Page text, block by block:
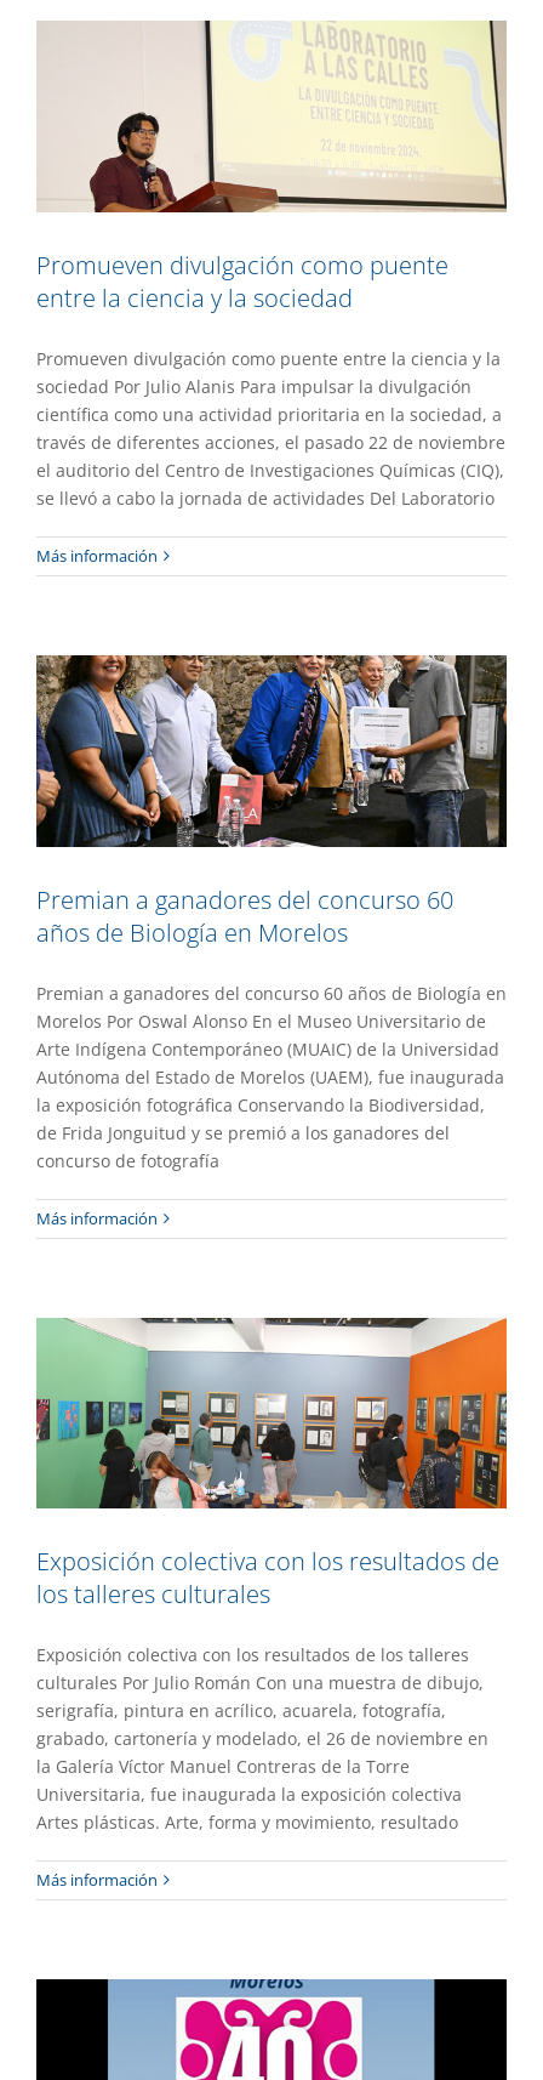
Promueven divulgación como puente
entre la ciencia y la sociedad
Promueven divulgación como puente entre la ciencia y la
sociedad Por Julio Alanis Para impulsar la divulgación
científica como una actividad prioritaria en la sociedad, a
través de diferentes acciones, el pasado 22 de noviembre
el auditorio del Centro de Investigaciones Químicas (CIQ),
se llevó a cabo la jornada de actividades Del Laboratorio
Más información
Premian a ganadores del concurso 60
Premian a ganadores del concurso 60
años de Biología en Morelos
Premian a ganadores del concurso 60 años de Biología en
Morelos Por Oswal Alonso En el Museo Universitario de
Arte Indígena Contemporáneo (MUAIC) de la Universidad
Autónoma del Estado de Morelos (UAEM), fue inaugurada
la exposición fotográfica Conservando la Biodiversidad,
de Frida Jonguitud y se premió a los ganadores del
concurso de fotografía
Más información
Exposición colectiva con los resultados
Exposición colectiva con los resultados de
los talleres culturales
Exposición colectiva con los resultados de los talleres
culturales Por Julio Román Con una muestra de dibujo,
serigrafía, pintura en acrílico, acuarela, fotografía,
grabado, cartonería y modelado, el 26 de noviembre en
la Galería Víctor Manuel Contreras de la Torre
Universitaria, fue inaugurada la exposición colectiva
Artes plásticas. Arte, forma y movimiento, resultado
Más información
Inauguran una exposición colectiva en
el Museo Universitario de Arte Indígena